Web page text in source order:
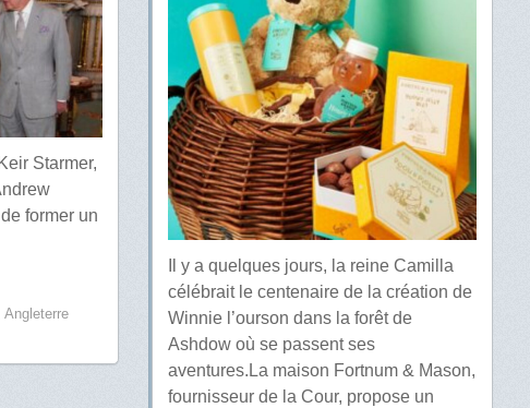
Starmer,
former un
Angleterre
Il y a quelques jours, la reine Camilla
célébrait le centenaire de la création de
Winnie l’ourson dans la forêt de
Ashdow où se passent ses
aventures.La maison Fortnum & Mason,
fournisseur de la Cour, propose un